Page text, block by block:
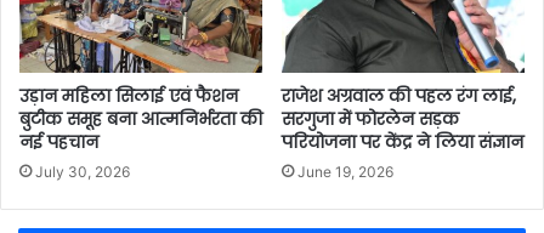
उड़ान महिला सिलाई एवं फैशन
बुटीक समूह बना आत्मनिर्भरता की
नई पहचान
July 30, 2026
राजेश अग्रवाल की पहल रंग लाई,
सरगुजा में फोरलेन सड़क
परियोजना पर केंद्र ने लिया संज्ञान
June 19, 2026